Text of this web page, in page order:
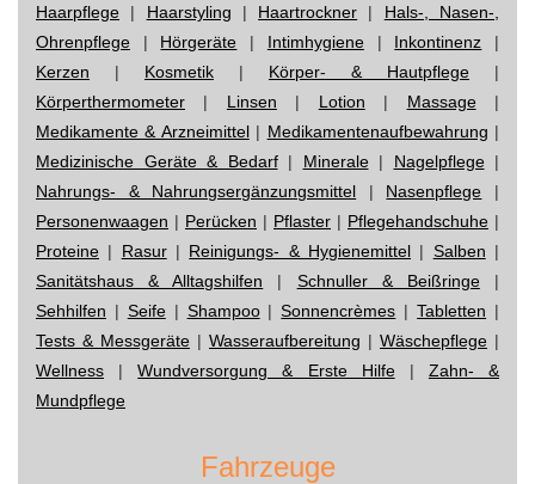
Haarpflege | Haarstyling | Haartrockner | Hals-, Nasen-,
Ohrenpflege | Hörgeräte | Intimhygiene| Inkontinenz |
Kerzen | Kosmetik | Körper- & Hautpflege |
Körperthermometer | Linsen | Lotion | Massage|
Medikamente & Arzneimittel| Medikamentenaufbewahrung |
Medizinische Geräte & Bedarf| Minerale| Nagelpflege|
Nahrungs- & Nahrungsergänzungsmittel | Nasenpflege |
Personenwaagen | Perücken | Pflaster | Pflegehandschuhe |
Proteine | Rasur| Reinigungs- & Hygienemittel | Salben |
Sanitätshaus & Alltagshilfen | Schnuller & Beißringe|
Sehhilfen | Seife| Shampoo|Sonnencrèmes |Tabletten |
Tests & Messgeräte | Wasseraufbereitung | Wäschepflege |
Wellness |Wundversorgung & Erste Hilfe| Zahn- &
Mundpflege
Fahrzeuge